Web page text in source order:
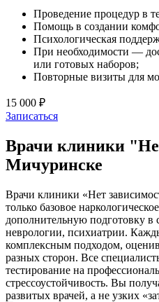
Проведение процедур в
Помощь в создании
Психологическая
При необходимости —
или готовых наборов;
Повторные визиты для
15 000 ₽
Записаться
Врачи клиники
Мичуринске
Врачи клиники «Нет
только базовое
дополнительную подготовку в
неврологии, психиатрии.
комплексным подходом,
разных сторон. Все
тестирование на
стрессоустойчивость. Вы
развитых врачей, а не узких